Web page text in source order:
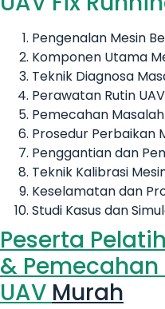
Pengenalan Mesin
Komponen Utama
Teknik Diagnosa
Perawatan Rutin UAV
Pemecahan
Prosedur Perbaikan
Penggantian dan
Teknik Kalibrasi
Keselamatan dan
Studi Kasus dan
Peserta
&
UAV Murah